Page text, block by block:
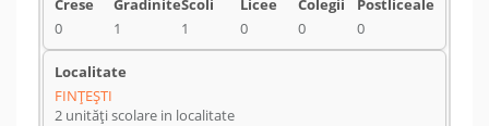
0 1 1 0 0 0
FINŢEŞTI
2 unități scolare in localitate